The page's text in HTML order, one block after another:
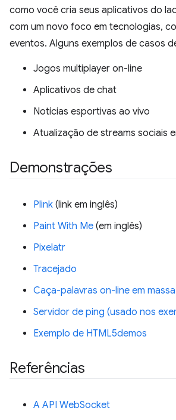
como você cria seus aplicativos do
com um novo foco em tecnologias,
eventos. Alguns exemplos de casos
Jogos multiplayer on-line
Aplicativos de chat
Notícias esportivas ao vivo
Atualização de streams sociais
Demonstrações
Plink (link em inglês)
Paint With Me (em inglês)
Pixelatr
Tracejado
Caça-palavras on-line em massa
Servidor de ping (usado nos
Exemplo de HTML5demos
Referências
A API WebSocket